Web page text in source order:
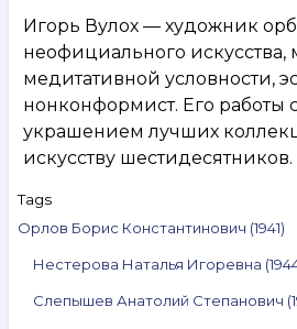
Игорь Вулох — художник
неофициального искусства,
медитативной условности,
нонконформист. Его работы
украшением лучших
искусству шестидесятников.
Tags
Орлов Борис Константинович (1941)
Нестерова Наталья Игоревна
Слепышев Анатолий Степанович